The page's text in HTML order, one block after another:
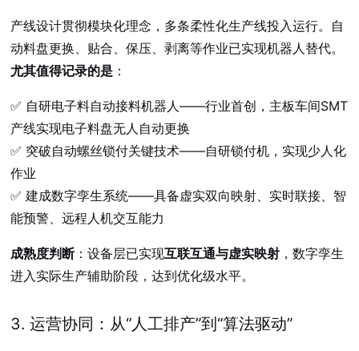
产线设计贯彻模块化理念，多条柔性化生产线投入运行。自
动料盘更换、贴合、保压、剥离等作业已实现机器人替代。
尤其值得记录的是 ：
✅ 自研电子料自动接料机器人——行业首创，主板车间SMT
产线实现电子料盘无人自动更换
✅ 突破自动螺丝锁付关键技术——自研锁付机，实现少人化
作业
✅ 建成数字孪生系统——具备虚实双向映射、实时联接、智
能预警、远程人机交互能力
成熟度判断：设备层已实现互联互通与虚实映射 ，数字孪生
进入实际生产辅助阶段，达到优化级水平。
3. 运营协同：从“人工排产”到“算法驱动”